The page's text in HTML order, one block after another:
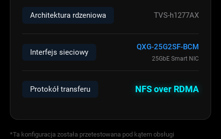
Architektura rdzeniowa TVS-h1277AX
Interfejs sieciowy
QXG-25G2SF-BCM
25GbE Smart NIC
Protokół transferu NFS over RDMA
*Ta konfiguracja została przetestowana pod kątem obsługi